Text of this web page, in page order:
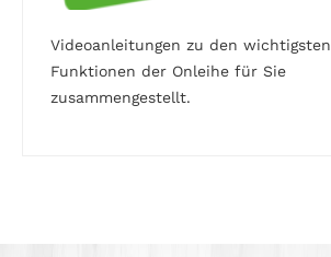
Videoanleitungen zu den wichtigsten
Funktionen der Onleihe für Sie
zusammengestellt.